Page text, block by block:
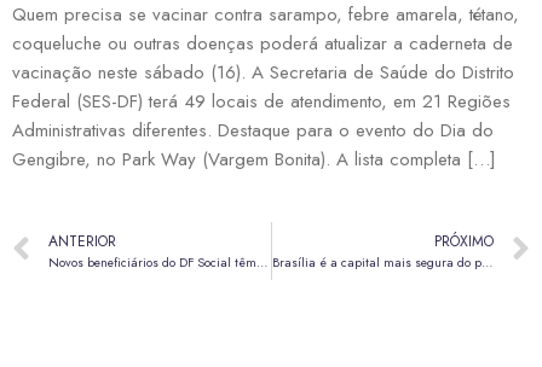
Quem precisa se vacinar contra sarampo, febre amarela, tétano,
coqueluche ou outras doenças poderá atualizar a caderneta de
vacinação neste sábado (16). A Secretaria de Saúde do Distrito
Federal (SES-DF) terá 49 locais de atendimento, em 21 Regiões
Administrativas diferentes. Destaque para o evento do Dia do
Gengibre, no Park Way (Vargem Bonita). A lista completa […]
ANTERIOR
Novos beneficiários do DF Social têm até o dia 24 de maio para abrir conta no BRB
PRÓXIMO
Brasília é a capital mais segura do país, com redução histórica do número de homicídios